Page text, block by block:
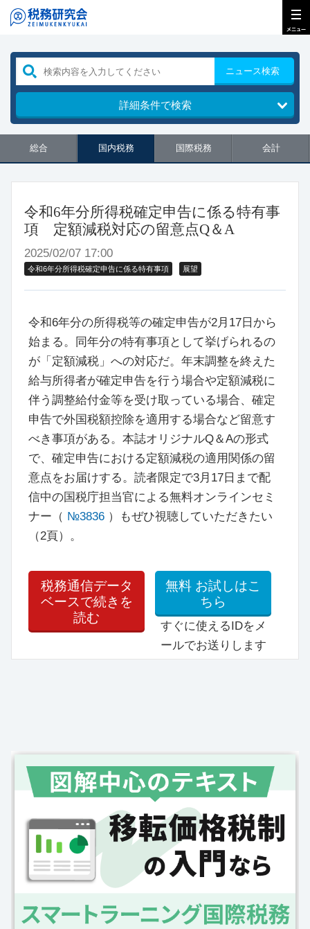
ニュース検索
詳細条件で検索
総合 国内税務 国際税務 会計
令和6年分所得税確定申告に係る特有事
項 定額減税対応の留意点Q＆A
2025/02/07 17:00
令和6年分所得税確定申告に係る特有事項 展望
令和6年分の所得税等の確定申告が2月17日から
始まる。同年分の特有事項として挙げられるの
が「定額減税」への対応だ。年末調整を終えた
給与所得者が確定申告を行う場合や定額減税に
伴う調整給付金等を受け取っている場合、確定
申告で外国税額控除を適用する場合など留意す
べき事項がある。本誌オリジナルQ＆Aの形式
で、確定申告における定額減税の適用関係の留
意点をお届けする。読者限定で3月17日まで配
信中の国税庁担当官による無料オンラインセミ
ナー（ №3836 ）もぜひ視聴していただきたい
（2頁）。
税務通信データ
ベースで続きを
読む
無料 お試しはこ
ちら
すぐに使えるIDをメ
ールでお送りします